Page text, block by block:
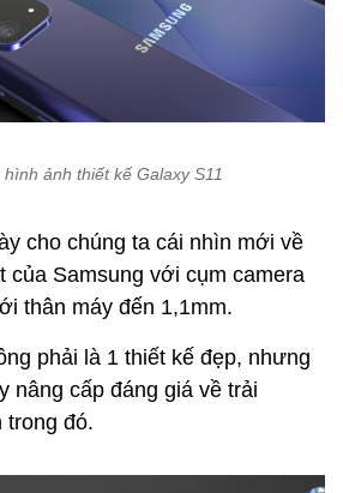
hình ảnh thiết kế Galaxy S11
cho chúng ta cái nhìn mới về
của Samsung với cụm camera
thân máy đến 1,1mm.
phải là 1 thiết kế đẹp, nhưng
nâng cấp đáng giá về trải
trong đó.